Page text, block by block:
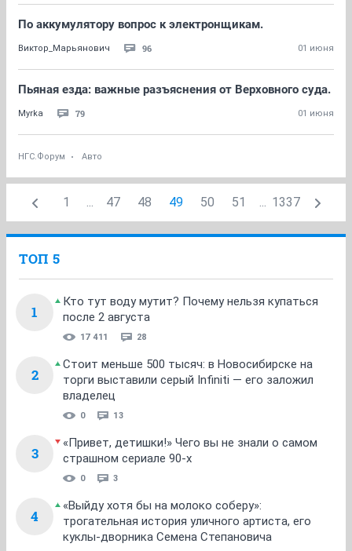
По аккумулятору вопрос к электронщикам.
Виктор_Марьянович 96 01 июня
Пьяная езда: важные разъяснения от Верховного суда.
Myrka 79 01 июня
НГС.Форум Авто
1 ... 47 48 49 50 51 ... 1337
ТОП 5
1
Кто тут воду мутит? Почему нельзя купаться
после 2 августа
17 411 28
2
Стоит меньше 500 тысяч: в Новосибирске на
торги выставили серый Infiniti — его заложил
владелец
0 13
3
«Привет, детишки!» Чего вы не знали о самом
страшном сериале 90-х
0 3
4
«Выйду хотя бы на молоко соберу»:
трогательная история уличного артиста, его
куклы-дворника Семена Степановича